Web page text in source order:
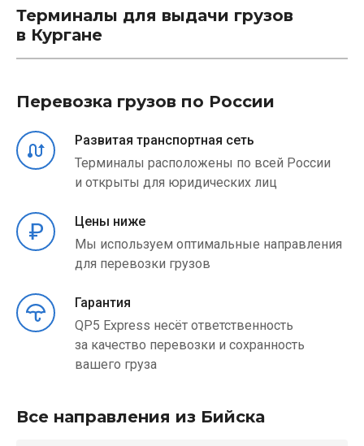
Терминалы для выдачи грузов
в Кургане
Перевозка грузов по России
Развитая транспортная сеть
Терминалы расположены по всей России
и открыты для юридических лиц
Цены ниже
Мы используем оптимальные направления
для перевозки грузов
Гарантия
QP5 Express несёт ответственность
за качество перевозки и сохранность
вашего груза
Все направления из Бийска